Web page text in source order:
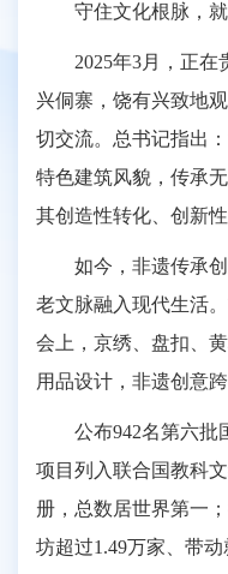
守住文化根脉，就
2025年3月，正在
兴侗寨，饶有兴致地
切交流。总书记指出
特色建筑风貌，传承
其创造性转化、创新
如今，非遗传承创
老文脉融入现代生活
会上，京绣、盘扣、
用品设计，非遗创意
公布942名第六批
项目列入联合国教科
册，总数居世界第一
坊超过1.49万家、带